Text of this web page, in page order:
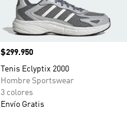
Precio
$299.950
Tenis Eclyptix 2000
Hombre Sportswear
3 colores
Envío Gratis